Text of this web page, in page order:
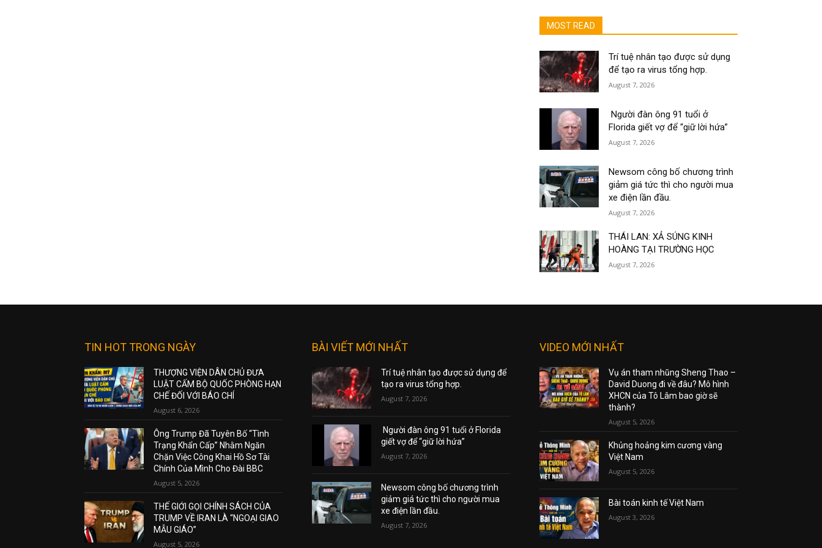
MOST READ
Trí tuệ nhân tạo được sử dụng
để tạo ra virus tổng hợp.
August 7, 2026
Người đàn ông 91 tuổi ở
Florida giết vợ để “giữ lời hứa”
August 7, 2026
Newsom công bố chương trình
giảm giá tức thì cho người mua
xe điện lần đầu.
August 7, 2026
THÁI LAN: XẢ SÚNG KINH
HOÀNG TẠI TRƯỜNG HỌC
August 7, 2026
TIN HOT TRONG NGÀY
THƯỢNG VIỆN DÂN CHỦ ĐƯA
LUẬT CẤM BỘ QUỐC PHÒNG HẠN
CHẾ ĐỐI VỚI BÁO CHÍ
August 6, 2026
Ông Trump Đã Tuyên Bố “Tình
Trạng Khẩn Cấp” Nhằm Ngăn
Chặn Việc Công Khai Hồ Sơ Tài
Chính Của Mình Cho Đài BBC
August 5, 2026
THẾ GIỚI GỌI CHÍNH SÁCH CỦA
TRUMP VỀ IRAN LÀ “NGOẠI GIAO
MẪU GIÁO”
August 5, 2026
BÀI VIẾT MỚI NHẤT
Trí tuệ nhân tạo được sử dụng để
tạo ra virus tổng hợp.
August 7, 2026
Người đàn ông 91 tuổi ở Florida
giết vợ để “giữ lời hứa”
August 7, 2026
Newsom công bố chương trình
giảm giá tức thì cho người mua
xe điện lần đầu.
August 7, 2026
VIDEO MỚI NHẤT
Vụ án tham nhũng Sheng Thao –
David Duong đi về đâu? Mô hình
XHCN của Tô Lâm bao giờ sẽ
thành?
August 5, 2026
Khủng hoảng kim cương vàng
Việt Nam
August 5, 2026
Bài toán kinh tế Việt Nam
August 3, 2026